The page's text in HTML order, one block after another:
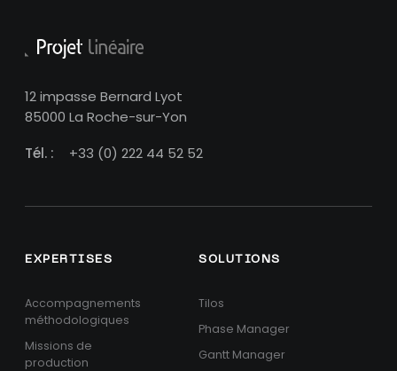
12 impasse Bernard Lyot
85000 La Roche-sur-Yon
Tél. :
+33 (0) 222 44 52 52
EXPERTISES
Accompagnements
méthodologiques
Missions de
production
SOLUTIONS
Tilos
Phase Manager
Gantt Manager